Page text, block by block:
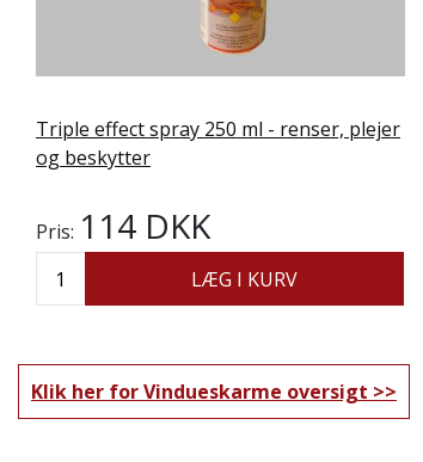
Triple effect spray 250 ml - renser, plejer
og beskytter
Pris: 114 DKK
LÆG I KURV
Klik her for Vindueskarme oversigt